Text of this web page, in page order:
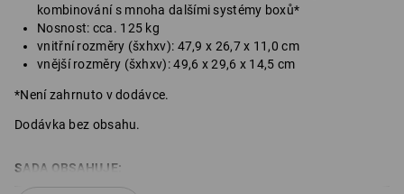
kombinování s mnoha dalšími systémy boxů*
Nosnost: cca. 125 kg
vnitřní rozměry (šxhxv): 47,9 x 26,7 x 11,0 cm
vnější rozměry (šxhxv): 49,6 x 29,6 x 14,5 cm
*Není zahrnuto v dodávce.
Dodávka bez obsahu.
SADA OBSAHUJE: